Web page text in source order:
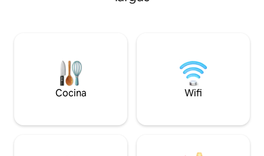
Cocina Wifi